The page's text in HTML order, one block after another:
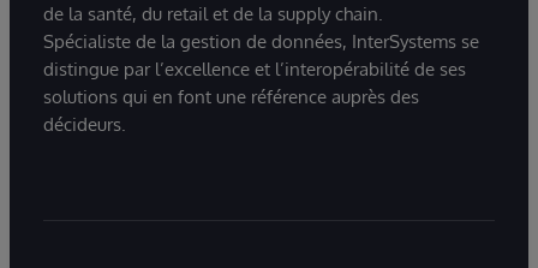
de la santé, du retail et de la supply chain.
Spécialiste de la gestion de données, InterSystems se
distingue par l’excellence et l’interopérabilité de ses
solutions qui en font une référence auprès des
décideurs.